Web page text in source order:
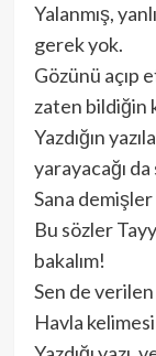
Yalanmış,
gerek yok.
Gözünü açıp
zaten bildiğin
Yazdığın
yarayacağı
Sana demişler
Bu sözler
bakalım!
Sen de
Havla kelimesi